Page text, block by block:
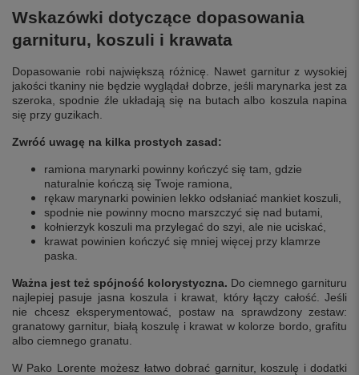
Wskazówki dotyczące dopasowania
garnituru, koszuli i krawata
Dopasowanie robi największą różnicę. Nawet garnitur z wysokiej
jakości tkaniny nie będzie wyglądał dobrze, jeśli marynarka jest za
szeroka, spodnie źle układają się na butach albo koszula napina
się przy guzikach.
Zwróć uwagę na kilka prostych zasad:
ramiona marynarki powinny kończyć się tam, gdzie
naturalnie kończą się Twoje ramiona,
rękaw marynarki powinien lekko odsłaniać mankiet koszuli,
spodnie nie powinny mocno marszczyć się nad butami,
kołnierzyk koszuli ma przylegać do szyi, ale nie uciskać,
krawat powinien kończyć się mniej więcej przy klamrze
paska.
Ważna jest też spójność kolorystyczna. Do ciemnego garnituru
najlepiej pasuje jasna koszula i krawat, który łączy całość. Jeśli
nie chcesz eksperymentować, postaw na sprawdzony zestaw:
granatowy garnitur, białą koszulę i krawat w kolorze bordo, grafitu
albo ciemnego granatu.
W Pako Lorente możesz łatwo dobrać garnitur, koszulę i dodatki